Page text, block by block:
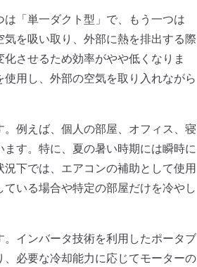
「単一ダクト型」で、もう一つは
を吸い取り、外部に熱を排出する際
させるため効率がやや低くなりま
用し、外部の空気を取り入れながら
例えば、個人の部屋、オフィス、寝
す。特に、夏の暑い時期には瞬時に
下では、エアコンの補助として使用
いる場合や特定の部屋だけを冷やし
インバータ技術を利用したポータブ
必要な冷却能力に応じてモーターの